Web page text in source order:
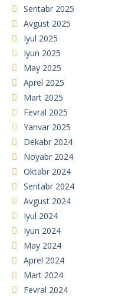
Sentabr 2025
Avgust 2025
Iyul 2025
Iyun 2025
May 2025
Aprel 2025
Mart 2025
Fevral 2025
Yanvar 2025
Dekabr 2024
Noyabr 2024
Oktabr 2024
Sentabr 2024
Avgust 2024
Iyul 2024
Iyun 2024
May 2024
Aprel 2024
Mart 2024
Fevral 2024